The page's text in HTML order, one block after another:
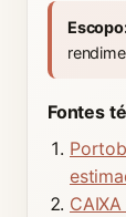
Fontes